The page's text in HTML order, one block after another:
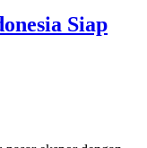
Siap